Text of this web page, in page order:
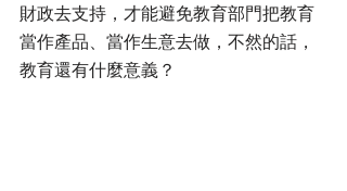
財政去支持，才能避免教育部門把教育
當作產品、當作生意去做，不然的話，
教育還有什麼意義？